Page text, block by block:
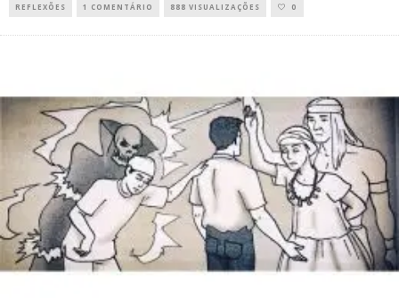
REFLEXÕES 1 COMENTÁRIO 888 VISUALIZAÇÕES 0